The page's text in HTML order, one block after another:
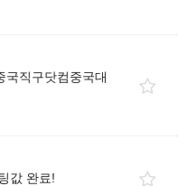
국직구닷컴중국대
값 완료!